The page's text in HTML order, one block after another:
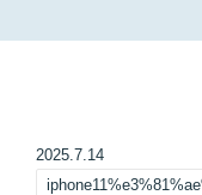
2025.7.14